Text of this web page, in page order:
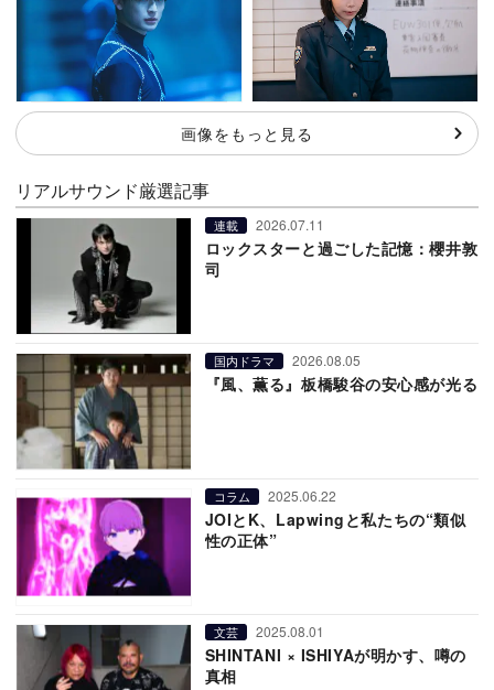
画像をもっと見る
リアルサウンド厳選記事
連載 2026.07.11
ロックスターと過ごした記憶：櫻井敦
司
国内ドラマ 2026.08.05
『風、薫る』板橋駿谷の安心感が光る
コラム 2025.06.22
JOIとK、Lapwingと私たちの“類似
性の正体”
文芸 2025.08.01
SHINTANI × ISHIYAが明かす、噂の
真相